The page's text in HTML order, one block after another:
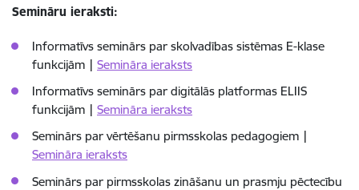
Semināru ieraksti:
Informatīvs seminārs par skolvadības sistēmas E-klase
funkcijām | Semināra ieraksts
Informatīvs seminārs par digitālās platformas ELIIS
funkcijām | Semināra ieraksts
Seminārs par vērtēšanu pirmsskolas pedagogiem |
Semināra ieraksts
Seminārs par pirmsskolas zināšanu un prasmju pēctecību